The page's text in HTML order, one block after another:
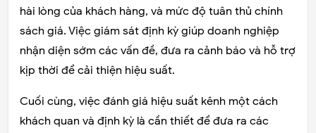
hài lòng của khách hàng, và mức độ tuân thủ chính
sách giá. Việc giám sát định kỳ giúp doanh nghiệp
nhận diện sớm các vấn đề, đưa ra cảnh báo và hỗ trợ
kịp thời để cải thiện hiệu suất.
Cuối cùng, việc đánh giá hiệu suất kênh một cách
khách quan và định kỳ là cần thiết để đưa ra các